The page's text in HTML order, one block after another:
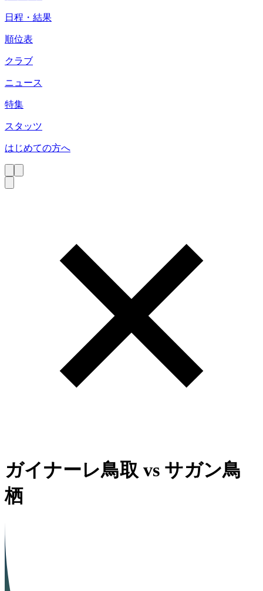
日程・結果
順位表
クラブ
ニュース
特集
スタッツ
はじめての方へ
ガイナーレ鳥取 vs サガン鳥
栖